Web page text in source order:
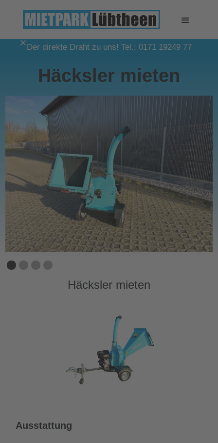
Der direkte Draht zu uns! Tel.: 0171 19249 77
Häcksler mieten
Häcksler mieten
Ausstattung